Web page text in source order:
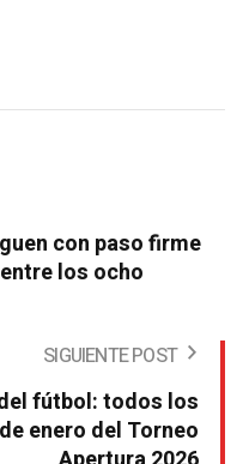
con paso firme
los ocho
SIGUIENTE POST
fútbol: todos los
enero del Torneo